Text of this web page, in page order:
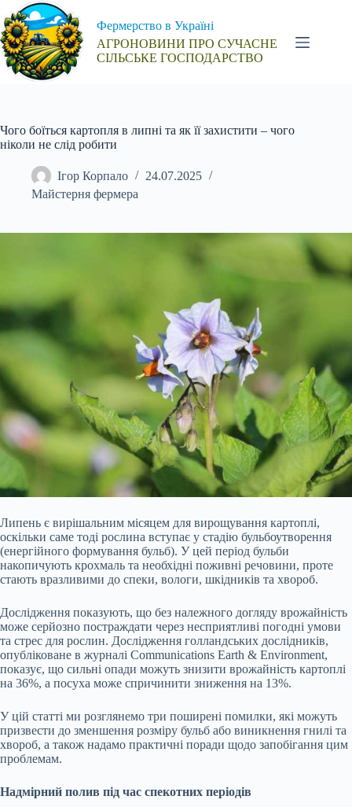
Перейти
до
вмісту
Фермерство в Україні
АГРОНОВИНИ ПРО СУЧАСНЕ
СІЛЬСЬКЕ ГОСПОДАРСТВО
Чого боїться картопля в липні та як її захистити – чого
ніколи не слід робити
Ігор Корпало
24.07.2025
Майстерня фермера
Липень є вирішальним місяцем для вирощування картоплі,
оскільки саме тоді рослина вступає у стадію бульбоутворення
(енергійного формування бульб). У цей період бульби
накопичують крохмаль та необхідні поживні речовини, проте
стають вразливими до спеки, вологи, шкідників та хвороб.
Дослідження показують, що без належного догляду врожайність
може серйозно постраждати через несприятливі погодні умови
та стрес для рослин. Дослідження голландських дослідників,
опубліковане в журналі Communications Earth & Environment,
показує, що сильні опади можуть знизити врожайність картоплі
на 36%, а посуха може спричинити зниження на 13%.
У цій статті ми розглянемо три поширені помилки, які можуть
призвести до зменшення розміру бульб або виникнення гнилі та
хвороб, а також надамо практичні поради щодо запобігання цим
проблемам.
Надмірний полив під час спекотних періодів